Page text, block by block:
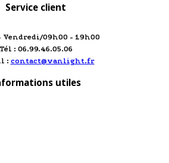
Service client
Vendredi/09h00 - 19h00
Tél : 06.99.46.05.06
: contact@vanlight.fr
utiles